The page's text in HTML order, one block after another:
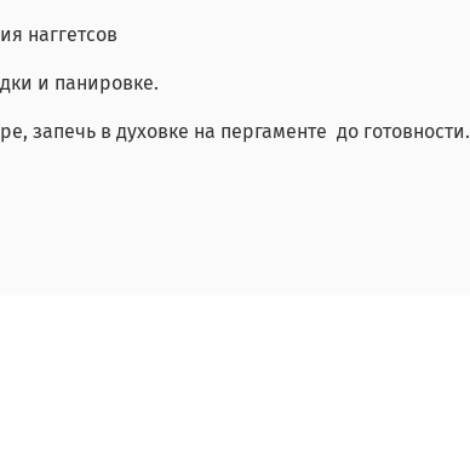
наггетсов
и панировке.
запечь в духовке на пергаменте до готовности.